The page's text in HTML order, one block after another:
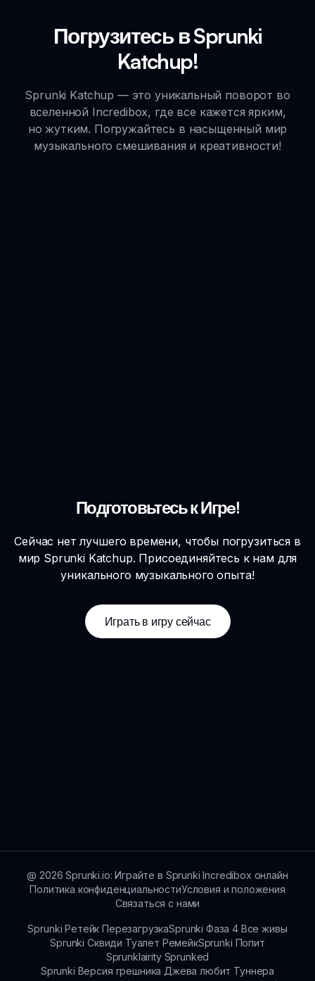
Погрузитесь в Sprunki
Katchup!
Sprunki Katchup — это уникальный поворот во
вселенной Incredibox, где все кажется ярким,
но жутким. Погружайтесь в насыщенный мир
музыкального смешивания и креативности!
Подготовьтесь к Игрe!
Сейчас нет лучшего времени, чтобы погрузиться в
мир Sprunki Katchup. Присоединяйтесь к нам для
уникального музыкального опыта!
Играть в игру сейчас
@ 2026 Sprunki.io: Играйте в Sprunki Incredibox онлайн
Политика конфиденциальностиУсловия и положения
Связаться с нами
Sprunki Ретейк ПерезагрузкаSprunki Фаза 4 Все живы
Sprunki Сквиди Туалет РемейкSprunki Попит
Sprunklairity Sprunked
Sprunki Версия грешника Джева любит Туннера